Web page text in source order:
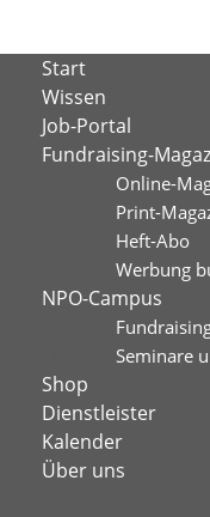
springen
Start
Wissen
Job-Portal
Fundraising-
Online-
Print-
Heft-Abo
Werbung
NPO-Campus
Seminare
Shop
Dienstleister
Kalender
Über uns